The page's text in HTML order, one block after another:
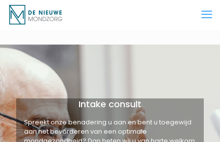
Intake consult
Spreekt onze benadering u aan en bent u toegewijd
aan het bevorderen van een optimale